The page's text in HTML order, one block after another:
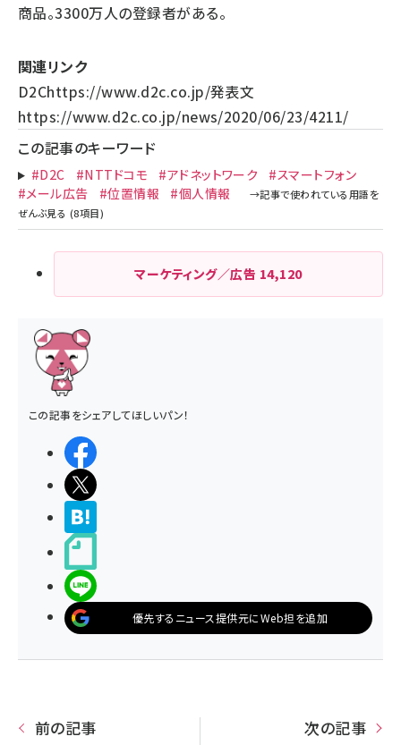
商品。3300万人の登録者がある。
関連リンク
D2Chttps://www.d2c.co.jp/発表文
https://www.d2c.co.jp/news/2020/06/23/4211/
この記事のキーワード
#D2C #NTTドコモ #アドネットワーク
#スマートフォン
#メール広告
#位置情報 #個人情報
マーケティング／広告 14,120
この記事をシェアしてほしいパン！
優先するニュース提供元にWeb担を追加
前の記事 次の記事